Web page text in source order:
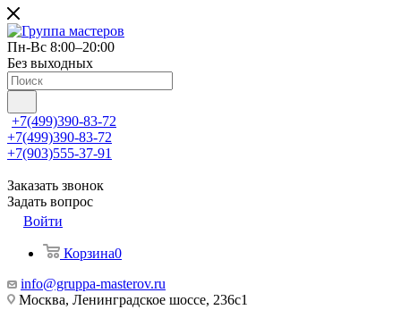
Пн-Вс 8:00–20:00
Без выходных
+7(499)390-83-72
+7(499)390-83-72
+7(903)555-37-91
Заказать звонок
Задать вопрос
Войти
Корзина0
info@gruppa-masterov.ru
Москва, Ленинградское шоссе, 236с1